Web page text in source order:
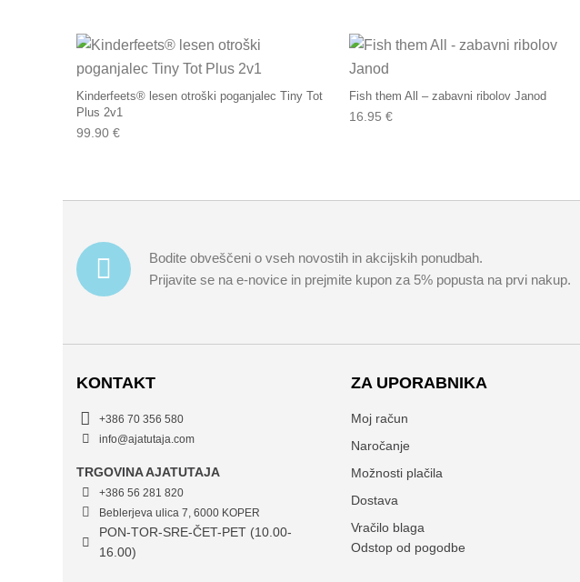
Kinderfeets® lesen otroški poganjalec Tiny Tot
Plus 2v1
99.90 €
Fish them All – zabavni ribolov Janod
16.95 €
Bodite obveščeni o vseh novostih in akcijskih ponudbah.
Prijavite se na e-novice in prejmite kupon za 5% popusta na prvi nakup.
KONTAKT
+386 70 356 580
info@ajatutaja.com
TRGOVINA AJATUTAJA
+386 56 281 820
Beblerjeva ulica 7, 6000 KOPER
PON-TOR-SRE-ČET-PET (10.00-
16.00)
ZA UPORABNIKA
Moj račun
Naročanje
Možnosti plačila
Dostava
Vračilo blaga
Odstop od pogodbe